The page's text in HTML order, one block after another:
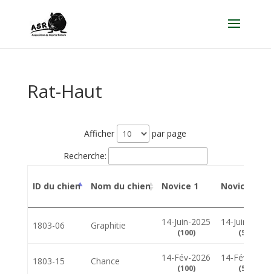
Rat-Haut
Afficher
par page
Recherche:
ID du chien Nom du chien Novice 1 Novice 2
1803-06 Graphitie 14-Juin-2025
(100)
14-Juin-2025
(50)
1803-15 Chance 14-Fév-2026
(100)
14-Fév-2026
(50)